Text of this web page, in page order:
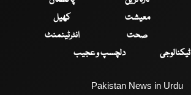
معیشت
کھیل
صحت
انٹرٹینمنٹ
ٹیکنالوجی
دلچسپ و عجیب
Pakistan News in Urdu